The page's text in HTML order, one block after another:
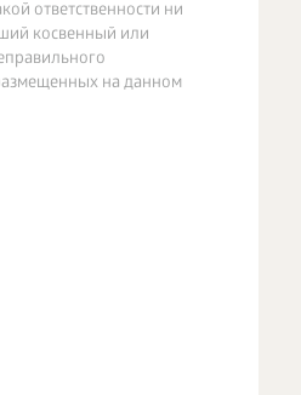
ответственности ни
косвенный или
на данном